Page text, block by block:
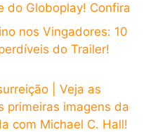
do Globoplay! Confira
nos Vingadores: 10
do Trailer!
| Veja as
primeiras imagens da
com Michael C. Hall!